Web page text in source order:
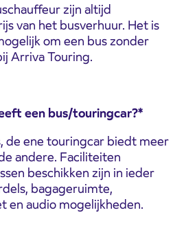
zijn altijd
van het busverhuur. Het is
om een bus zonder
Arriva Touring.
een bus/touringcar?*
de ene touringcar biedt meer
andere. Faciliteiten
beschikken zijn in ieder
bagageruimte,
en audio mogelijkheden.